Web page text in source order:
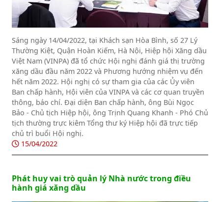
Sáng ngày 14/04/2022, tại Khách sạn Hòa Bình, số 27 Lý
Thường Kiệt, Quận Hoàn Kiếm, Hà Nội, Hiệp hội Xăng dầu
Việt Nam (VINPA) đã tổ chức Hội nghị đánh giá thị trường
xăng dầu đầu năm 2022 và Phương hướng nhiệm vụ đến
hết năm 2022. Hội nghị có sự tham gia của các Ủy viên
Ban chấp hành, Hội viên của VINPA và các cơ quan truyền
thông, báo chí. Đại diện Ban chấp hành, ông Bùi Ngọc
Bảo - Chủ tịch Hiệp hội, ông Trịnh Quang Khanh - Phó Chủ
tịch thường trực kiêm Tổng thư ký Hiệp hội đã trực tiếp
chủ trì buổi Hội nghị.
15/04/2022
Phát huy vai trò quản lý Nhà nước trong điều
hành giá xăng dầu